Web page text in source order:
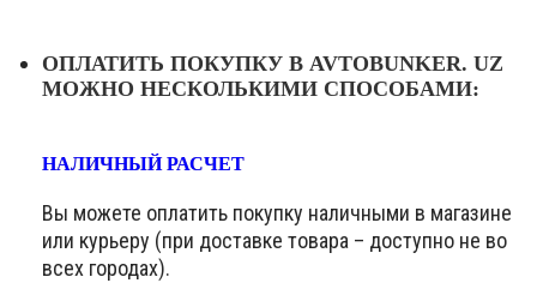
ОПЛАТИТЬ ПОКУПКУ В AVTOBUNKER. UZ
МОЖНО НЕСКОЛЬКИМИ СПОСОБАМИ:
НАЛИЧНЫЙ РАСЧЕТ
Вы можете оплатить покупку наличными в магазине
или курьеру (при доставке товара – доступно не во
всех городах).